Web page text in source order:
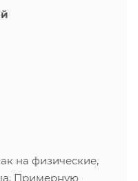
на физические,
Примерную